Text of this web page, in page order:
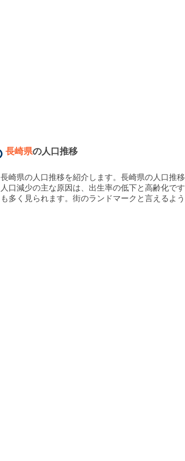
長崎県の人口推移
長崎県の人口推移を紹介します。 長崎県の人口推
人口減少の主な原因は、出生率の低下と高齢化で
も多く見られます。街のランドマークと言えるよ